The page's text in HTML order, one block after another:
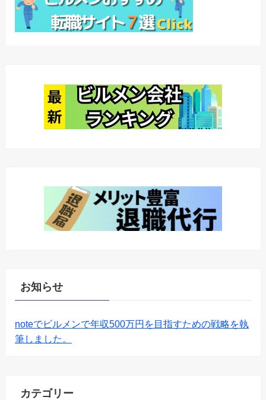
お知らせ
noteでビルメンで年収500万円を目指すための戦略を執
筆しました。
カテゴリー